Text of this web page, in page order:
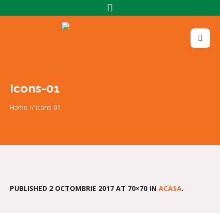
Icons-01
Home //Icons-01
PUBLISHED 2 OCTOMBRIE 2017 AT 70×70 IN ACASA.